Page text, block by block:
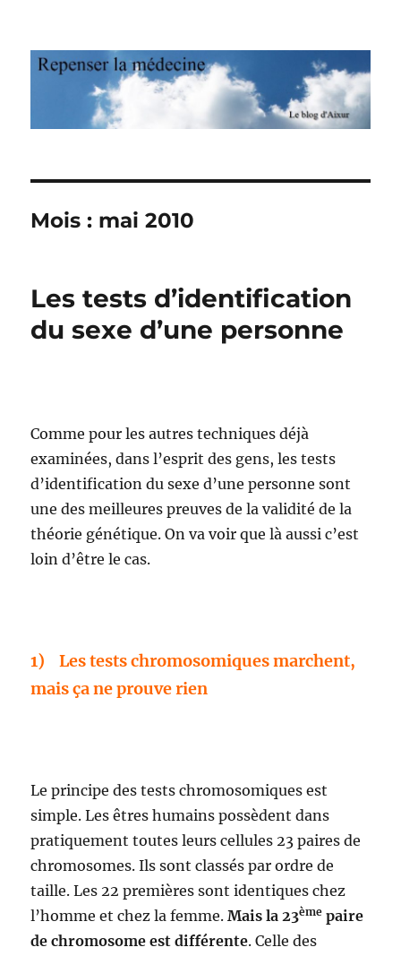
Repenser la médecine
Mois : mai 2010
Les tests d’identification
du sexe d’une personne
Comme pour les autres techniques déjà
examinées, dans l’esprit des gens, les tests
d’identification du sexe d’une personne sont
une des meilleures preuves de la validité de la
théorie génétique. On va voir que là aussi c’est
loin d’être le cas.
1) Les tests chromosomiques marchent,
mais ça ne prouve rien
Le principe des tests chromosomiques est
simple. Les êtres humains possèdent dans
pratiquement toutes leurs cellules 23 paires de
chromosomes. Ils sont classés par ordre de
taille. Les 22 premières sont identiques chez
l’homme et chez la femme.Mais la 23ème paire
de chromosome est différente. Celle des